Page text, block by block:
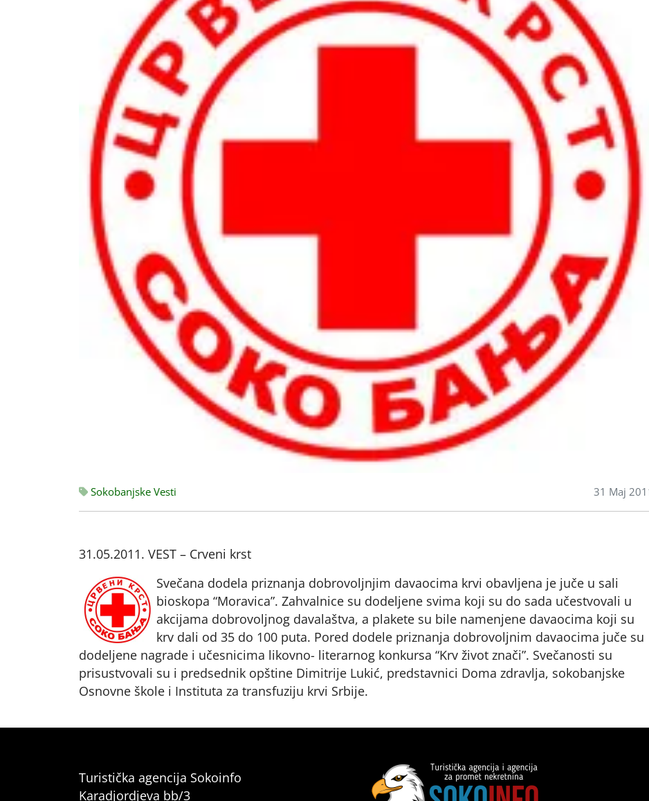
Sokobanjske Vesti 31 Maj
31.05.2011. VEST – Crveni krst
Svečana dodela priznanja dobrovoljnjim davaocima krvi obavljena je juče u sali
bioskopa “Moravica”. Zahvalnice su dodeljene svima koji su do sada učestvovali u
akcijama dobrovoljnog davalaštva, a plakete su bile namenjene davaocima koji su
krv dali od 35 do 100 puta. Pored dodele priznanja dobrovoljnim davaocima juče su
dodeljene nagrade i učesnicima likovno- literarnog konkursa “Krv život znači”. Svečanosti su
prisustvovali su i predsednik opštine Dimitrije Lukić, predstavnici Doma zdravlja, sokobanjske
Osnovne škole i Instituta za transfuziju krvi Srbije.
Turistička agencija Sokoinfo
Karadjordjeva bb/3